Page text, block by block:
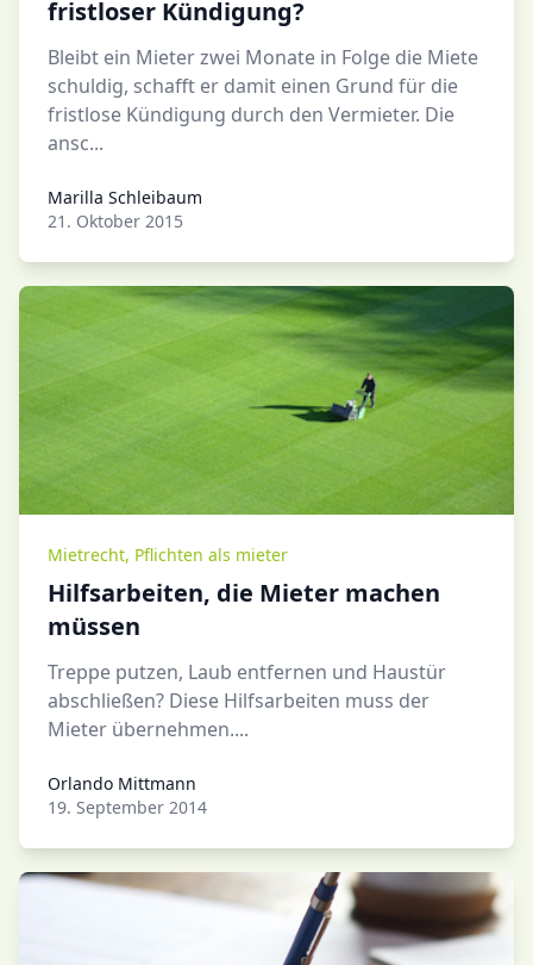
fristloser Kündigung?
Bleibt ein Mieter zwei Monate in Folge die Miete
schuldig, schafft er damit einen Grund für die
fristlose Kündigung durch den Vermieter. Die
ansc...
Marilla Schleibaum
Marilla Schleibaum
21. Oktober 2015
Mietrecht, Pflichten als mieter
Hilfsarbeiten, die Mieter machen
müssen
Treppe putzen, Laub entfernen und Haustür
abschließen? Diese Hilfsarbeiten muss der
Mieter übernehmen....
Orlando Mittmann
Orlando Mittmann
19. September 2014